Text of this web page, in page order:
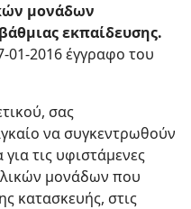
μονάδων
εκπαίδευσης.
01-2016 έγγραφο του
σας
να συγκεντρωθούν
τις υφιστάμενες
μονάδων που
κατασκευής, στις